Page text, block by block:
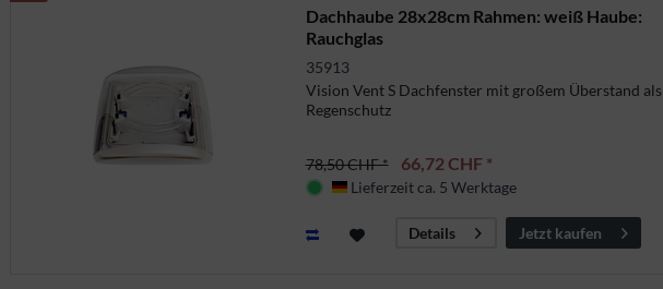
Dachhaube 28x28cm Rahmen: weiß Haube:
Rauchglas
35913
Vision Vent S Dachfenster mit großem Überstand als
Regenschutz
78,50 CHF * 66,72 CHF *
Deutschland
Lieferzeit ca. 5 Werktage
Details Jetzt kaufen